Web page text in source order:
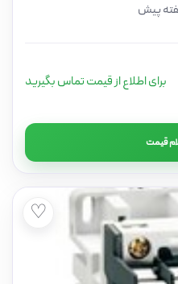
پیش
برای اطلاع از قیمت تماس بگیرید
قیمت
♡